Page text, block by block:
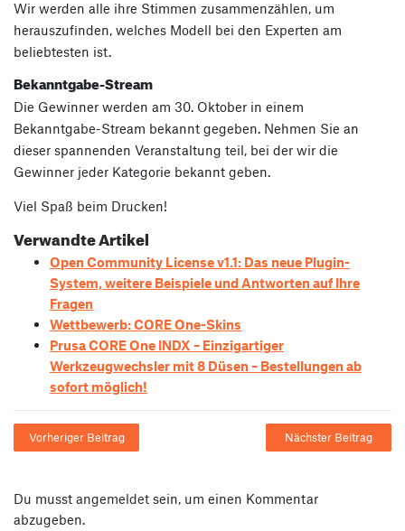
Wir werden alle ihre Stimmen zusammenzählen, um
herauszufinden, welches Modell bei den Experten am
beliebtesten ist.
Bekanntgabe-Stream
Die Gewinner werden am 30. Oktober in einem
Bekanntgabe-Stream bekannt gegeben. Nehmen Sie an
dieser spannenden Veranstaltung teil, bei der wir die
Gewinner jeder Kategorie bekannt geben.
Viel Spaß beim Drucken!
Verwandte Artikel
Open Community License v1.1: Das neue Plugin-
System, weitere Beispiele und Antworten auf Ihre
Fragen
Wettbewerb: CORE One-Skins
Prusa CORE One INDX – Einzigartiger
Werkzeugwechsler mit 8 Düsen – Bestellungen ab
sofort möglich!
Vorheriger Beitrag Nächster Beitrag
Du musst angemeldet sein, um einen Kommentar
abzugeben.